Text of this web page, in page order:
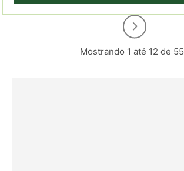
Mostrando 1 até 12 de 55